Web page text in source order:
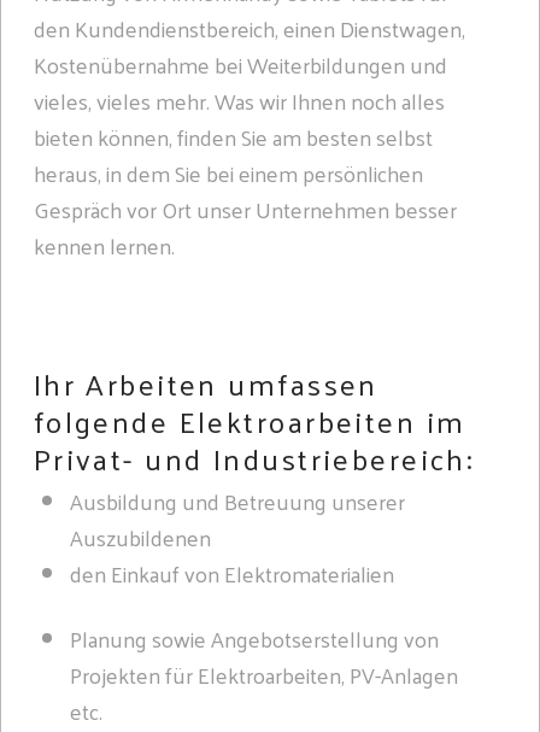
den Kundendienstbereich, einen Dienstwagen,
Kostenübernahme bei Weiterbildungen und
vieles, vieles mehr. Was wir Ihnen noch alles
bieten können, finden Sie am besten selbst
heraus, in dem Sie bei einem persönlichen
Gespräch vor Ort unser Unternehmen besser
kennen lernen.
Ihr Arbeiten umfassen
folgende Elektroarbeiten im
Privat- und Industriebereich:
Ausbildung und Betreuung unserer
Auszubildenen
den Einkauf von Elektromaterialien
Planung sowie Angebotserstellung von
Projekten für Elektroarbeiten, PV-Anlagen
etc.